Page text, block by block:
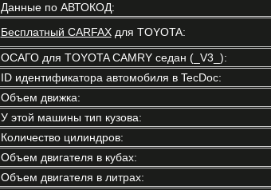
Данные по АВТОКОД:
Бесплатный CARFAXдля TOYOTA:
ОСАГО для TOYOTA CAMRY седан (_V3_):
ID идентификатора автомобиля в TecDoc:
Объем движка:
У этой машины тип кузова:
Количество цилиндров:
Объем двигателя в кубах:
Объем двигателя в литрах: